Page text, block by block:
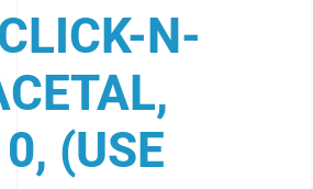
N-
(USE